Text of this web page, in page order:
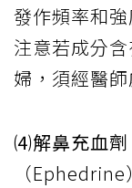
發作頻率和
注意若成分
婦，須經醫
⑷解鼻充血劑
（